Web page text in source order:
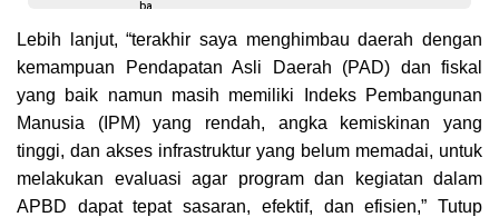
Lebih lanjut, “terakhir saya menghimbau daerah dengan
kemampuan Pendapatan Asli Daerah (PAD) dan fiskal
yang baik namun masih memiliki Indeks Pembangunan
Manusia (IPM) yang rendah, angka kemiskinan yang
tinggi, dan akses infrastruktur yang belum memadai, untuk
melakukan evaluasi agar program dan kegiatan dalam
APBD dapat tepat sasaran, efektif, dan efisien,” Tutup